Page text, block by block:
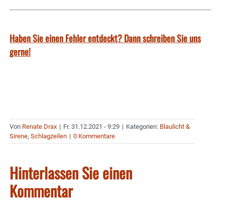
Haben Sie einen Fehler entdeckt? Dann schreiben Sie uns
gerne!
Von Renate Drax | Fr. 31.12.2021 - 9:29 | Kategorien: Blaulicht &
Sirene, Schlagzeilen | 0 Kommentare
Hinterlassen Sie einen
Kommentar